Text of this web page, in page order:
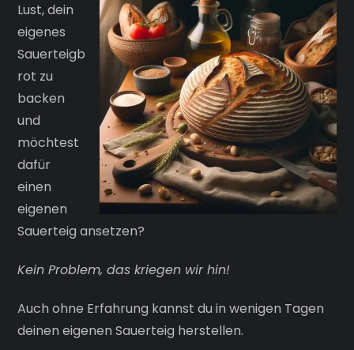
Lust, dein
eigenes
Sauerteigb
rot zu
backen
und
möchtest
dafür
einen
eigenen
Sauerteig ansetzen?
Kein Problem, das kriegen wir hin!
Auch ohne Erfahrung kannst du in wenigen Tagen
deinen eigenen Sauerteig herstellen.